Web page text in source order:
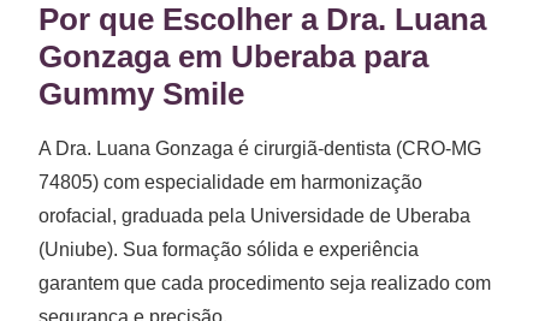
Por que Escolher a Dra. Luana
Gonzaga em Uberaba para
Gummy Smile
A Dra. Luana Gonzaga é cirurgiã-dentista (CRO-MG
74805) com especialidade em harmonização
orofacial, graduada pela Universidade de Uberaba
(Uniube). Sua formação sólida e experiência
garantem que cada procedimento seja realizado com